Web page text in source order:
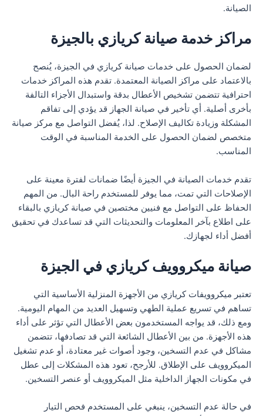
الصيانة.
مراكز خدمة صيانة كريازي بالجيزة
لضمان الحصول على خدمات صيانة كريازي في الجيزة، يُنصح
بالاعتماد على مراكز الصيانة المعتمدة. تقدم هذه المراكز خدمات
احترافية تتضمن تشخيص الأعطال بدقة واستبدال الأجزاء التالفة
بأخرى أصلية. أي تأخير في صيانة الجهاز قد يؤدي إلى تفاقم
المشكلة وزيادة تكاليف الإصلاح. لذا، يُفضل التواصل مع مركز صيانة
متخصص لضمان الحصول على الخدمة المناسبة في الوقت
المناسب.
تقدم خدمات الصيانة في الجيزة أيضًا ضمانات لفترة معينة على
الإصلاحات التي تمت، مما يوفر للمستخدم راحة البال. من المهم
الحفاظ على التواصل مع فنيين مختصين في صيانة كريازي بالبقاء
على اطلاع بآخر المعلومات والتحديثات التي قد تساعدك في تحقيق
أفضل أداء لجهازك.
صيانة ميكروويف كريازي في الجيزة
تعتبر ميكروويفات كريازي من الأجهزة المنزلية الأساسية التي
تساهم في تسريع عملية الطهي وتسهيل العديد من المهام اليومية.
ومع ذلك، قد يواجه المستخدمون بعض الأعطال التي تؤثر على أداء
هذه الأجهزة. من بين الأعطال الشائعة التي قد تصادفها، تتضمن
مشاكل في عدم التسخين، وجود أصوات غير معتادة، أو عدم تشغيل
الميكروويف على الإطلاق. للأرجح، تعود هذه المشكلات إلى عطل
في مكونات الجهاز الداخلية مثل الميكروويف أو عنصر التسخين.
في حالة عدم التسخين، ينبغي على المستخدم فحص التيار